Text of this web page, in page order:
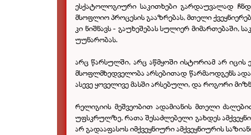
ესქატოლოგიური საკითხები გარდაუვალად
მსოფლიო პროცესის გააზრებას, მთელი
კი ნიშნავს - გაუხეშებას სულიერ მიმართებაში,
უუნარობას.
არც წარსულში, არც აწმყოში ისტორიამ არ
მსოფლმხედველობა არსებითად წარმაოდგენს
ასევე ყოველივე მასში არსებული, და როგორი
რელიგიის მეშვეობით ადამიანის მთელი
უფსკრულზე, რათა შესაძლებელი გახდეს
არ გადააფასოს იმქვეყნიური ამქვეყნიურის